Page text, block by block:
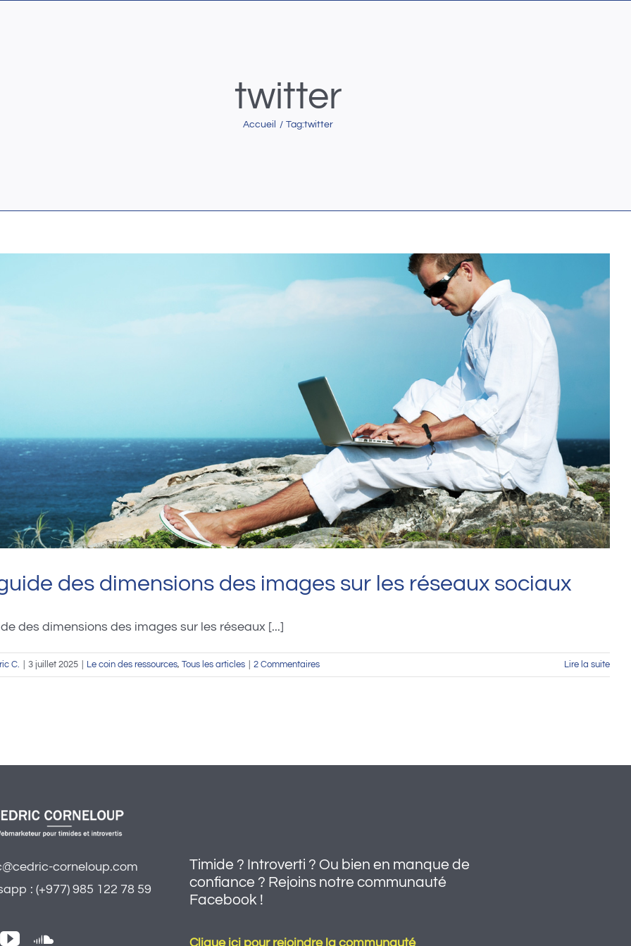
twitter
Accueil Tag:twitter
des dimensions des images sur les réseaux sociaux
des dimensions des images sur les réseaux [...]
C. 3 juillet 2025 Le coin des ressources, Tous les articles 2 Commentaires Lire la suite
corneloup.com
: (+977) 985 122 78 59
Timide ? Introverti ? Ou bien en manque de
confiance ? Rejoins notre communauté
Facebook !
Clique ici pour rejoindre la communauté